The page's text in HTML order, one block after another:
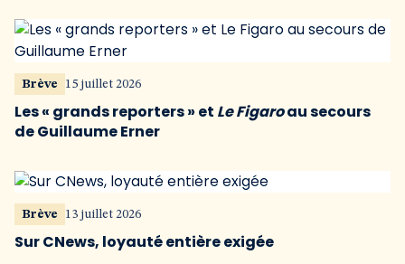
Brève 15 juillet 2026
Les « grands reporters » et Le Figaroau secours
de Guillaume Erner
Brève 13 juillet 2026
Sur CNews, loyauté entière exigée